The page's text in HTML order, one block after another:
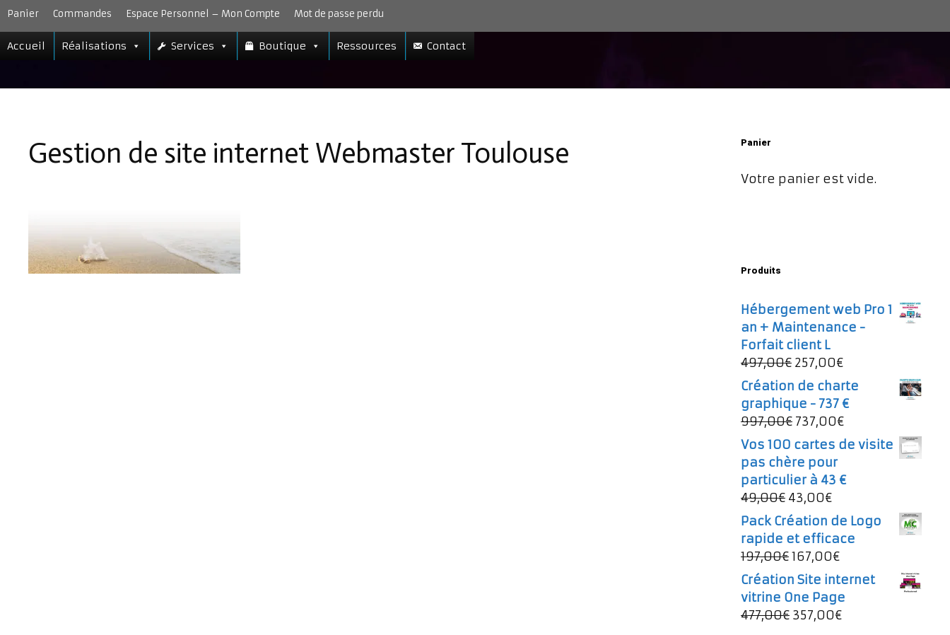
Aller
contenu
Panier Commandes Espace Personnel – Mon Compte Mot de passe perdu
Accueil Réalisations Services Boutique Ressources Contact
Gestion de site internet Webmaster Toulouse Panier
Votre panier est vide.
Produits
Hébergement web Pro 1
an + Maintenance -
Forfait client L
497,00€ Le
prix
initial
était :
497,00€.
257,00€Le
prix
actuel
est :
Création de charte
graphique - 737 €
997,00€ Le
prix
initial
était :
997,00€.
737,00€Le
prix
est :
Vos 100 cartes de visite
pas chère pour
particulier à 43 €
49,00€ Le
prix
initial
était :
49,00€.
43,00€Le
prix
actuel
est :
Pack Création de Logo
rapide et efficace
197,00€Le
prix
initial
était :
197,00€.
167,00€Le
prix
actuel
est :
Création Site internet
vitrine One Page
477,00€ Le
357,00€Le